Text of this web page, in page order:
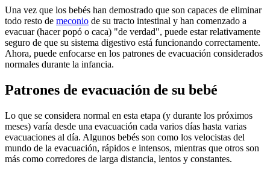
Una vez que los bebés han demostrado que son capaces de eliminar
todo resto de meconio de su tracto intestinal y han comenzado a
evacuar (hacer popó o caca) "de verdad", puede estar relativamente
seguro de que su sistema digestivo está funcionando correctamente.
Ahora, puede enfocarse en los patrones de evacuación considerados
normales durante la infancia.
Patrones de evacuación de su bebé
Lo que se considera normal en esta etapa (y durante los próximos
meses) varía desde una evacuación cada varios días hasta varias
evacuaciones al día. Algunos bebés son como los velocistas del
mundo de la evacuación, rápidos e intensos, mientras que otros son
más como corredores de larga distancia, lentos y constantes.